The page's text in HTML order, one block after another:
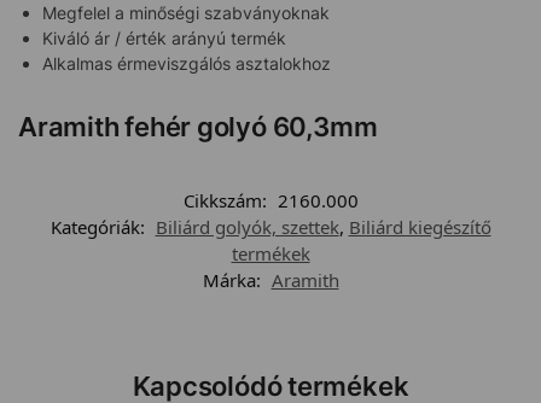
Megfelel a minőségi szabványoknak
Kiváló ár / érték arányú termék
Alkalmas érmeviszgálós asztalokhoz
Aramith fehér golyó 60,3mm
Cikkszám: 2160.000
Kategóriák: Biliárd golyók, szettek, Biliárd kiegészítő
termékek
Márka: Aramith
Kapcsolódó termékek